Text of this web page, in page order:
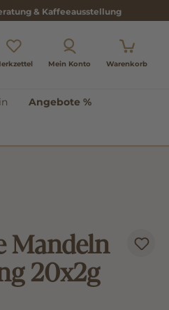
& Kaffeeausstellung
Mein Konto Warenkorb
Angebote %
Mandeln
20x2g